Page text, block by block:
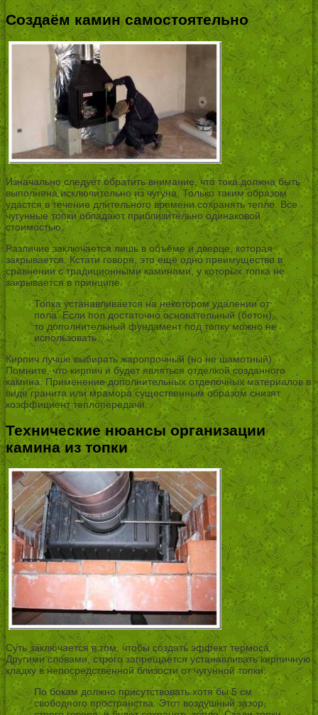
Создаём камин самостоятельно
Изначально следует обратить внимание, что тока должна быть
выполнена исключительно из чугуна. Только таким образом
удастся в течение длительного времени сохранять тепло. Все
чугунные топки обладают приблизительно одинаковой
стоимостью.
Различие заключается лишь в объёме и дверце, которая
закрывается. Кстати говоря, это ещё одно преимущество в
сравнении с традиционными каминами, у которых топка не
закрывается в принципе.
Топка устанавливается на некотором удалении от
пола. Если пол достаточно основательный (бетон),
то дополнительный фундамент под топку можно не
использовать.
Кирпич лучше выбирать жаропрочный (но не шамотный).
Помните, что кирпич и будет являться отделкой созданного
камина. Применение дополнительных отделочных материалов в
виде гранита или мрамора существенным образом снизят
коэффициент теплопередачи.
Технические нюансы организации
камина из топки
Суть заключается в том, чтобы создать эффект термоса.
Другими словами, строго запрещается устанавливать кирпичную
кладку в непосредственной близости от чугунной топки.
По бокам должно присутствовать хотя бы 5 см
свободного пространства. Этот воздушный зазор,